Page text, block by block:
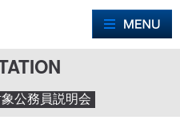
公務員説明会